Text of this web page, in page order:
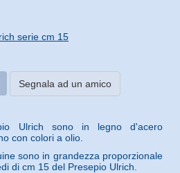
serie cm 15
Segnala ad un amico
Ulrich sono in legno d'acero
con colori a olio.
sono in grandezza proporzionale
di cm 15 del Presepio Ulrich.